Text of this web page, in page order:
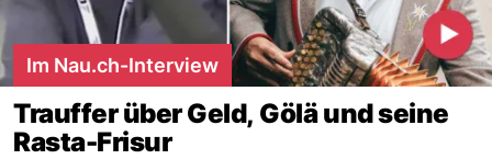
Im Nau.ch-Interview
Trauffer über Geld, Gölä und seine
Rasta-Frisur